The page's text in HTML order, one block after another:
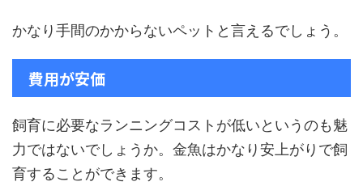
かなり手間のかからないペットと言えるでしょう。
費用が安価
飼育に必要なランニングコストが低いというのも魅
力ではないでしょうか。金魚はかなり安上がりで飼
育することができます。